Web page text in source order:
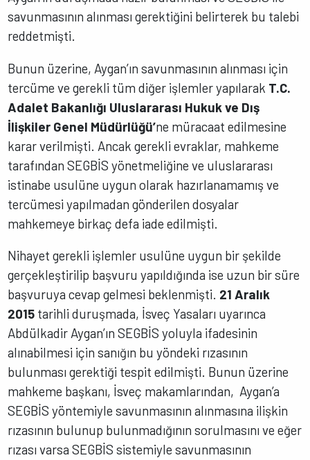
savunmasının alınması gerektiğini belirterek bu talebi
reddetmişti.
Bunun üzerine, Aygan’ın savunmasının alınması için
tercüme ve gerekli tüm diğer işlemler yapılarak T.C.
Adalet Bakanlığı Uluslararası Hukuk ve Dış
İlişkiler Genel Müdürlüğü’ne müracaat edilmesine
karar verilmişti. Ancak gerekli evraklar, mahkeme
tarafından SEGBİS yönetmeliğine ve uluslararası
istinabe usulüne uygun olarak hazırlanamamış ve
tercümesi yapılmadan gönderilen dosyalar
mahkemeye birkaç defa iade edilmişti.
Nihayet gerekli işlemler usulüne uygun bir şekilde
gerçekleştirilip başvuru yapıldığında ise uzun bir süre
başvuruya cevap gelmesi beklenmişti. 21 Aralık
2015 tarihli duruşmada, İsveç Yasaları uyarınca
Abdülkadir Aygan’ın SEGBİS yoluyla ifadesinin
alınabilmesi için sanığın bu yöndeki rızasının
bulunması gerektiği tespit edilmişti. Bunun üzerine
mahkeme başkanı, İsveç makamlarından, Aygan’a
SEGBİS yöntemiyle savunmasının alınmasına ilişkin
rızasının bulunup bulunmadığının sorulmasını ve eğer
rızası varsa SEGBİS sistemiyle savunmasının